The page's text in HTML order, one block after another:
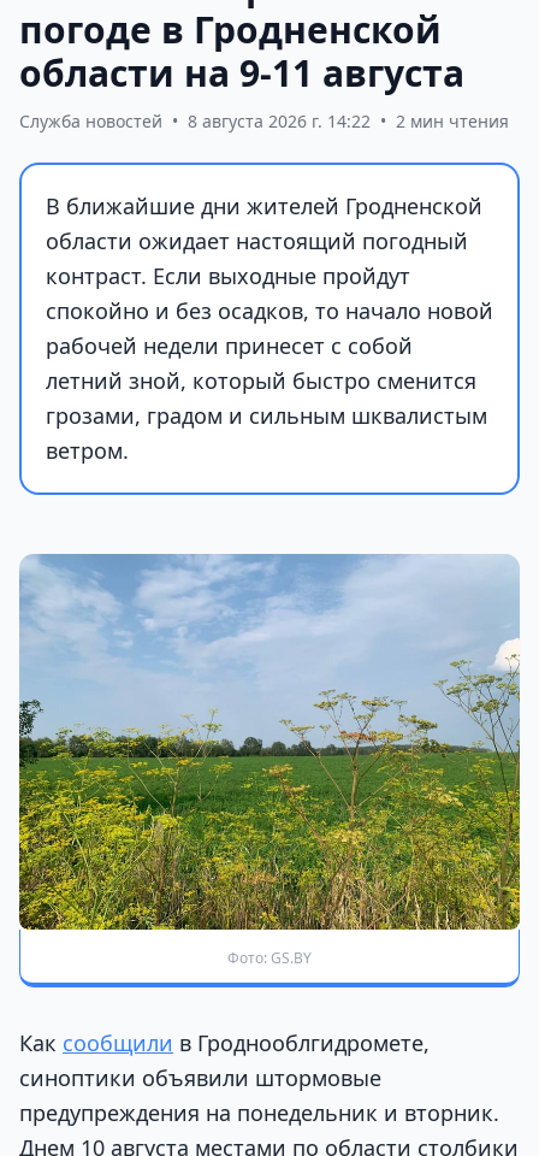
погоде в Гродненской
области на 9-11 августа
Служба новостей • 8 августа 2026 г. 14:22 • 2 мин чтения
В ближайшие дни жителей Гродненской
области ожидает настоящий погодный
контраст. Если выходные пройдут
спокойно и без осадков, то начало новой
рабочей недели принесет с собой
летний зной, который быстро сменится
грозами, градом и сильным шквалистым
ветром.
Фото: GS.BY
Как сообщили в Гроднооблгидромете,
синоптики объявили штормовые
предупреждения на понедельник и вторник.
Днем 10 августа местами по области столбики